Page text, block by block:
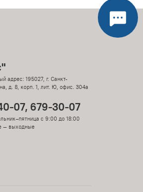
адрес: 195027, г. Санкт-
д. 8, корп. 1, лит. Ю, офис. 304а
07, 679-30-07
с 9:00 до 18:00
— выходные